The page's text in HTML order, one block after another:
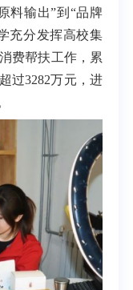
料输出”到“品牌
充分发挥高校集
费帮扶工作，累
过3282万元，进